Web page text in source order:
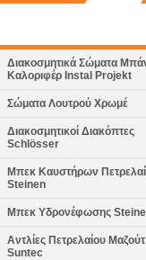
Διακοσμητικά Σώματα
Καλοριφέρ Instal Projekt
Σώματα Λουτρού Χρωμέ
Διακοσμητικοί Διακόπτες
Schlösser
Μπεκ Καυστήρων
Steinen
Μπεκ Υδρονέφωσης
Αντλίες Πετρελαίου Μαζούτ
Suntec